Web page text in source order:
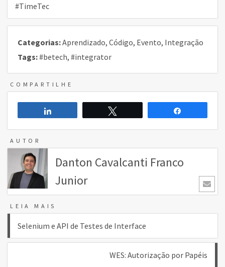
#TimeTec
Categorias:Aprendizado, Código, Evento, Integração
Tags:#betech, #integrator
COMPARTILHE
AUTOR
Danton Cavalcanti Franco
Junior
LEIA MAIS
Navegação
de
Selenium e API de Testes de Interface
WES: Autorização por Papéis